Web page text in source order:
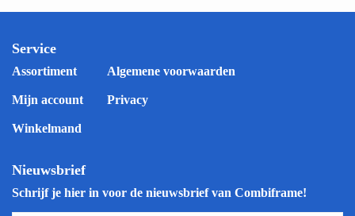
Service
Assortiment
Mijn account
Winkelmand
Algemene voorwaarden
Privacy
Nieuwsbrief
Schrijf je hier in voor de nieuwsbrief van Combiframe!